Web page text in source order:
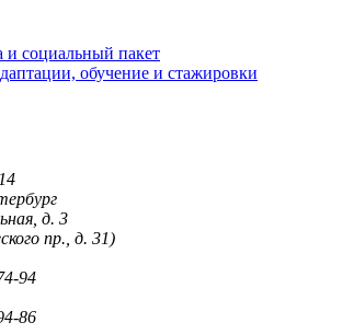
и социальный пакет
обучение и стажировки
д. 3
пр., д. 31)
94
86